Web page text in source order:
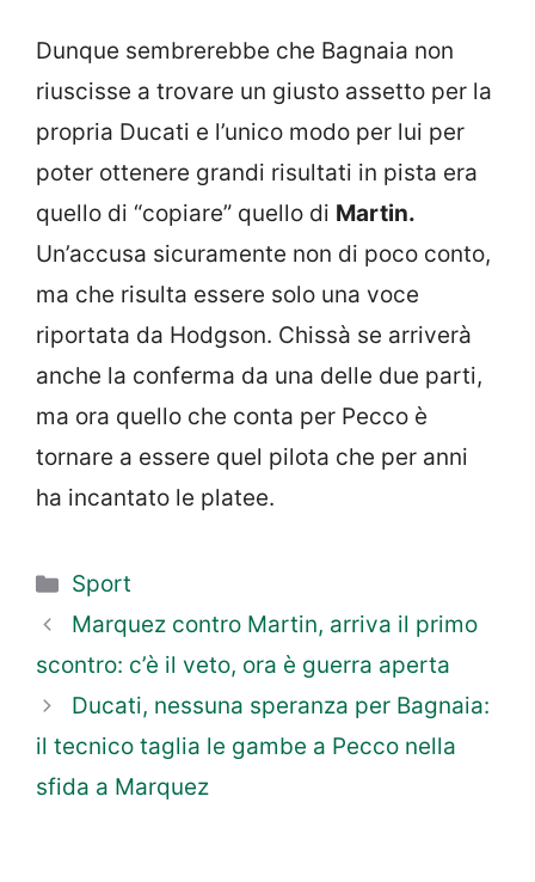
Dunque sembrerebbe che Bagnaia non
riuscisse a trovare un giusto assetto per la
propria Ducati e l’unico modo per lui per
poter ottenere grandi risultati in pista era
quello di “copiare” quello di Martin.
Un’accusa sicuramente non di poco conto,
ma che risulta essere solo una voce
riportata da Hodgson. Chissà se arriverà
anche la conferma da una delle due parti,
ma ora quello che conta per Pecco è
tornare a essere quel pilota che per anni
ha incantato le platee.
Categorie
Sport
Marquez contro Martin, arriva il primo
scontro: c’è il veto, ora è guerra aperta
Ducati, nessuna speranza per Bagnaia:
il tecnico taglia le gambe a Pecco nella
sfida a Marquez